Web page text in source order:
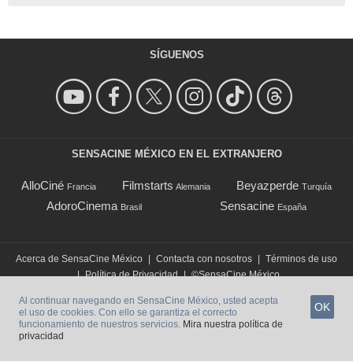
SÍGUENOS
SENSACINE MÉXICO EN EL EXTRANJERO
AlloCiné Francia Filmstarts Alemania Beyazperde Turquía
AdoroCinema Brasil Sensacine España
Acerca de SensaCine México | Contacta con nosotros | Términos de uso
| Política de Privacidad | ©SensaCine México
Al continuar navegando en SensaCine México, usted acepta
el uso de cookies. Con ello se garantiza el correcto
funcionamiento de nuestros servicios. Mira nuestra política de
privacidad
OK